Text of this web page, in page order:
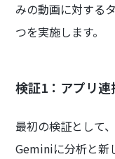
みの動画に対する
つを実施します。
検証1：アプリ
最初の検証として
Geminiに分析と新